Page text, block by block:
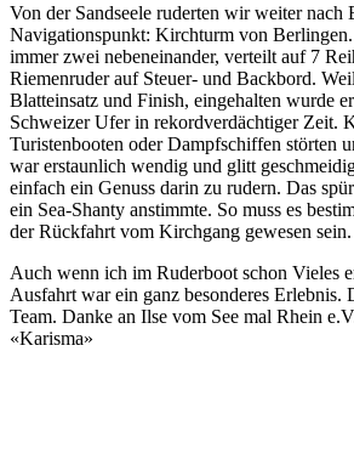
Von der Sandseele ruderten wir weiter nach
Navigationspunkt: Kirchturm von Berlingen.
immer zwei nebeneinander, verteilt auf 7
Riemenruder auf Steuer- und Backbord.
Blatteinsatz und Finish, eingehalten wurde
Schweizer Ufer in rekordverdächtiger Zeit.
Turistenbooten oder Dampfschiffen störten
war erstaunlich wendig und glitt
einfach ein Genuss darin zu rudern. Das
ein Sea-Shanty anstimmte. So muss es
der Rückfahrt vom Kirchgang gewesen sein.
Auch wenn ich im Ruderboot schon Vieles
Ausfahrt war ein ganz besonderes Erlebnis.
Team. Danke an Ilse vom See mal Rhein
«Karisma»